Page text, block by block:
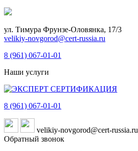
ул. Тимура Фрунзе-Оловянка, 17/3
velikiy-novgorod@cert-russia.ru
8 (961) 067-01-01
Наши услуги
8 (961) 067-01-01
velikiy-novgorod@cert-russia.ru
Обратный звонок